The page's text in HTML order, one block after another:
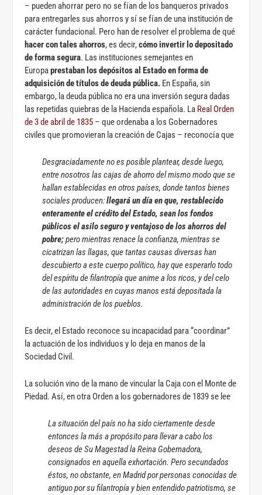
– pueden ahorrar pero no se fían de los banqueros privados
para entregarles sus ahorros y sí se fían de una institución de
carácter fundacional. Pero han de resolver el problema de qué
hacer con tales ahorros, es decir,cómo invertir lo depositado
de forma segura. Las instituciones semejantes en
Europaprestaban los depósitos al Estado en forma de
adquisición de títulos de deuda pública. En España, sin
embargo, la deuda pública no era una inversión segura dadas
las repetidas quiebras de la Hacienda española. La Real Orden
de 3 de abril de 1835 – que ordenaba a los Gobernadores
civiles que promovieran la creación de Cajas – reconocía que
Desgraciadamente no es posible plantear, desde luego,
entre nosotros las cajas de ahorro del mismo modo que se
hallan establecidas en otros países, donde tantos bienes
sociales producen:llegará un día en que, restablecido
enteramente el crédito del Estado, sean los fondos
públicos el asilo seguro y ventajoso de los ahorros del
pobre;pero mientras renace la confianza, mientras se
cicatrizan las llagas, que tantas causas diversas han
descubierto a este cuerpo político, hay que esperarlo todo
del espíritu de filantropía que anime a los ricos, y del celo
de las autoridades en cuyas manos está depositada la
administración de los pueblos.
Es decir, el Estado reconoce su incapacidad para “coordinar”
la actuación de los individuos y lo deja en manos de la
Sociedad Civil.
La solución vino de la mano de vincular la Caja con el Monte de
Piedad. Así, en otra Orden a los gobernadores de 1839 se lee
La situación del país no ha sido ciertamente desde
entonces la más a propósito para llevar a cabo los
deseos de Su Magestad la Reina Gobernadora,
consignados en aquella exhortación. Pero secundados
éstos, no obstante, en Madrid por personas conocidas de
antiguo por su filantropía y bien entendido patriotismo, se